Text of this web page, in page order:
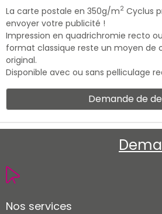
La carte postale en 350g/m2 Cyclus
envoyer votre publicité !
Impression en quadrichromie recto
format classique reste un moyen de
original.
Disponible avec ou sans pelliculage
Demande de
Nos services